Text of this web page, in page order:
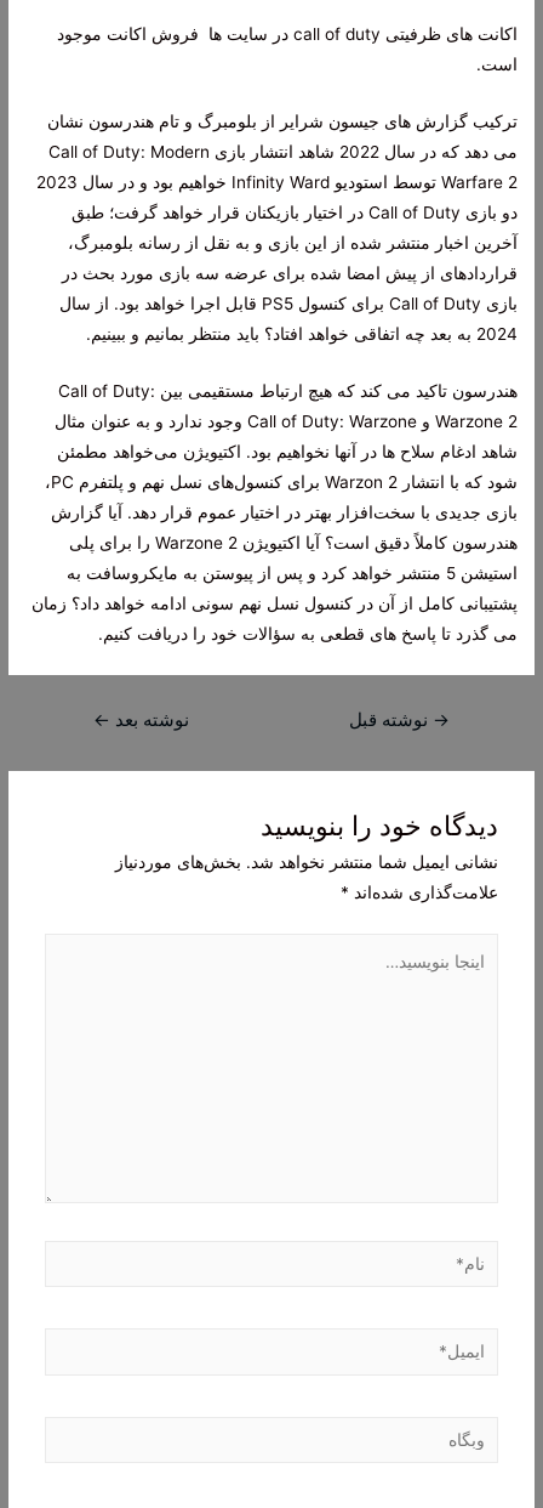
اکانت های ظرفیتی call of duty در سایت ها فروش اکانت موجود
است.
ترکیب گزارش های جیسون شرایر از بلومبرگ و تام هندرسون نشان
می دهد که در سال 2022 شاهد انتشار بازی Call of Duty: Modern
Warfare 2 توسط استودیو Infinity Ward خواهیم بود و در سال 2023
دو بازی Call of Duty در اختیار بازیکنان قرار خواهد گرفت؛ طبق
آخرین اخبار منتشر شده از این بازی و به نقل از رسانه بلومبرگ،
قراردادهای از پیش امضا شده برای عرضه سه بازی مورد بحث در
بازی Call of Duty برای کنسول PS5 قابل اجرا خواهد بود. از سال
2024 به بعد چه اتفاقی خواهد افتاد؟ باید منتظر بمانیم و ببینیم.
هندرسون تاکید می کند که هیچ ارتباط مستقیمی بین Call of Duty:
Warzone 2 و Call of Duty: Warzone وجود ندارد و به عنوان مثال
شاهد ادغام سلاح ها در آنها نخواهیم بود. اکتیویژن می‌خواهد مطمئن
شود که با انتشار Warzon 2 برای کنسول‌های نسل نهم و پلتفرم PC،
بازی جدیدی با سخت‌افزار بهتر در اختیار عموم قرار دهد. آیا گزارش
هندرسون کاملاً دقیق است؟ آیا اکتیویژن Warzone 2 را برای پلی
استیشن 5 منتشر خواهد کرد و پس از پیوستن به مایکروسافت به
پشتیبانی کامل از آن در کنسول نسل نهم سونی ادامه خواهد داد؟ زمان
می گذرد تا پاسخ های قطعی به سؤالات خود را دریافت کنیم.
راهبری
→ نوشته قبل نوشته بعد ←
دیدگاه‌ خود را بنویسید
نشانی ایمیل شما منتشر نخواهد شد. بخش‌های موردنیاز
علامت‌گذاری شده‌اند *
بنویسید…
نام*
ایمیل*
وبگاه